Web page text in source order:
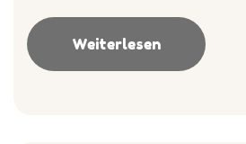
Weiterlesen